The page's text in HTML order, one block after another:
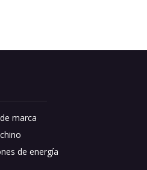
marca
de energía